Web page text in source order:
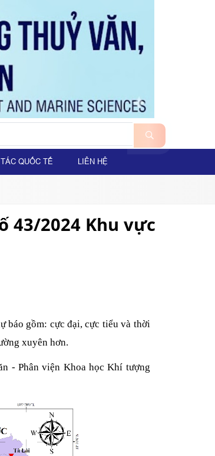
QUỐC TẾ LIÊN HỆ
43/2024 Khu vực
báo gồm: cực đại, cực tiểu và thời
xuyên hơn.
- Phân viện Khoa học Khí tượng